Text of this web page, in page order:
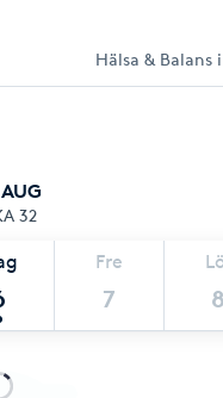
Hälsa & Balans
32
Fre
7 8